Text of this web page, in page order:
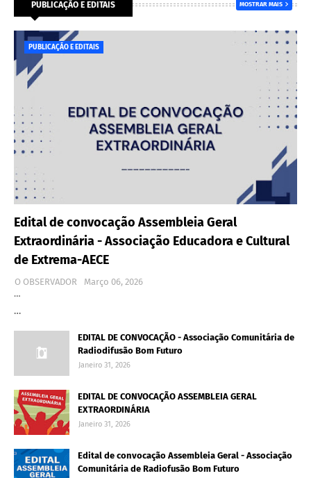
PUBLICAÇÃO E EDITAIS MOSTRAR MAIS
PUBLICAÇÃO E EDITAIS
Edital de convocação Assembleia Geral
Extraordinária - Associação Educadora e Cultural
de Extrema-AECE
O OBSERVADOR
Março 06, 2026
…
…
EDITAL DE CONVOCAÇÃO - Associação Comunitária de
Radiodifusão Bom Futuro
Janeiro 31, 2026
EDITAL DE CONVOCAÇÃO ASSEMBLEIA GERAL
EXTRAORDINÁRIA
Janeiro 31, 2026
Edital de convocação Assembleia Geral - Associação
Comunitária de Radiofusão Bom Futuro